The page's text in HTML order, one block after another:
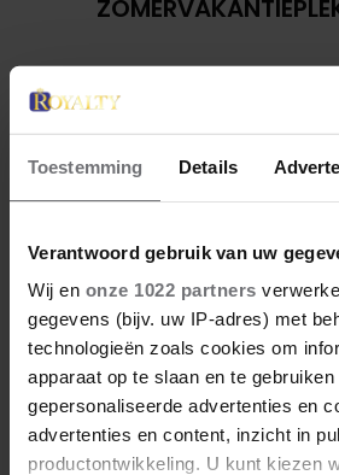
Toestemming Details
Verantwoord gebruik van uw
Wij en onze 1022 partners
gegevens (bijv. uw IP-adres) met
technologieën zoals cookies om
apparaat op te slaan en te
gepersonaliseerde advertenties en
advertenties en content, inzicht in
productontwikkeling. U kunt kiezen
FAMILIE
28 april 2026
DIT ZIJN DE 4
MODEMERKEN VAN
CATHERINE